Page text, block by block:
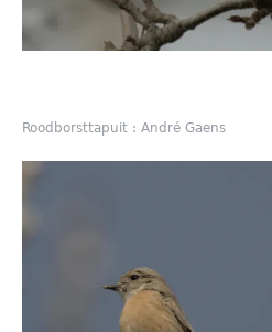
Roodborsttapuit : André Gaens